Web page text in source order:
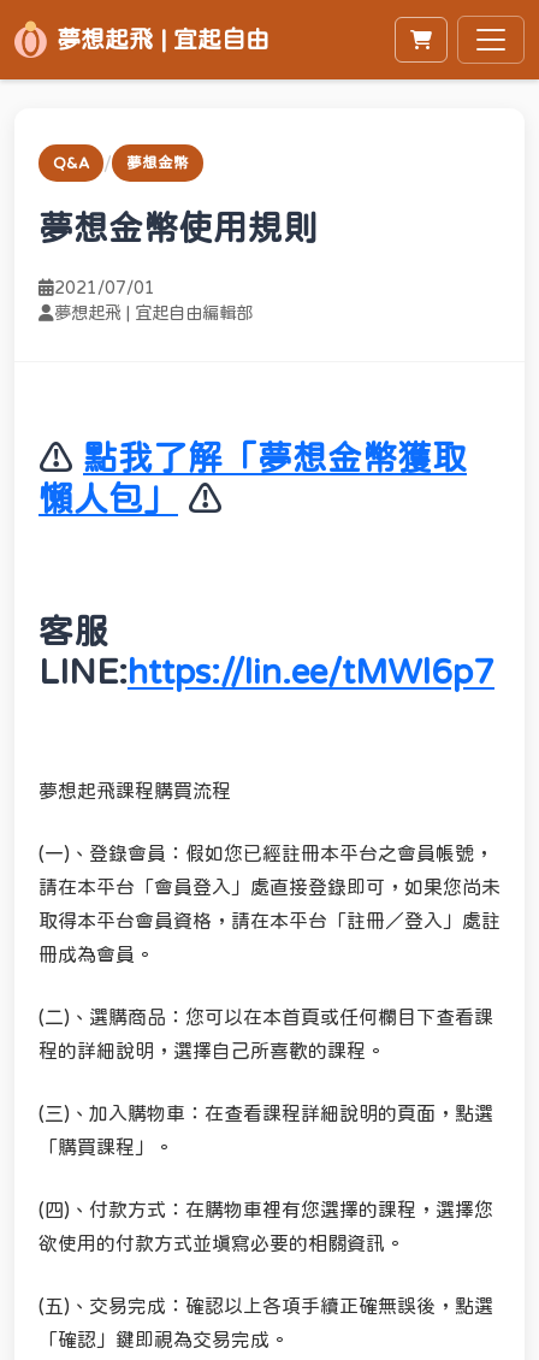
夢想起飛 | 宜起自由
Q&A / 夢想金幣
夢想金幣使用規則
2021/07/01
夢想起飛 | 宜起自由編輯部
⚠️ 點我了解「夢想金幣獲取
懶人包」
⚠️
客服
LINE:https://lin.ee/tMWl6p7
夢想起飛課程購買流程
(一)、登錄會員：假如您已經註冊本平台之會員帳號，
請在本平台「會員登入」處直接登錄即可，如果您尚未
取得本平台會員資格，請在本平台「註冊／登入」處註
冊成為會員。
(二)、選購商品：您可以在本首頁或任何欄目下查看課
程的詳細說明，選擇自己所喜歡的課程。
(三)、加入購物車：在查看課程詳細說明的頁面，點選
「購買課程」。
(四)、付款方式：在購物車裡有您選擇的課程，選擇您
欲使用的付款方式並填寫必要的相關資訊。
(五)、交易完成：確認以上各項手續正確無誤後，點選
「確認」鍵即視為交易完成。